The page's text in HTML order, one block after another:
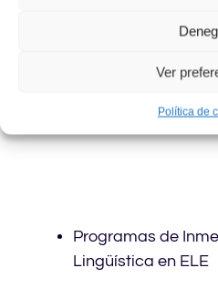
Ver
Política de
universitarios
Programas de
Lingüística en ELE